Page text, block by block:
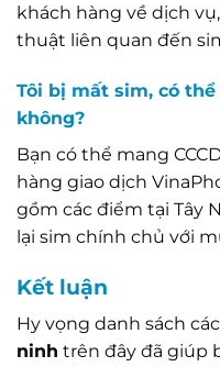
khách hàng về dịch
thuật liên quan đến
Tôi bị mất sim, có
không?
Bạn có thể mang
hàng giao dịch
gồm các điểm tại Tây
lại sim chính chủ với
Kết luận
Hy vọng danh sách
ninh trên đây đã giúp